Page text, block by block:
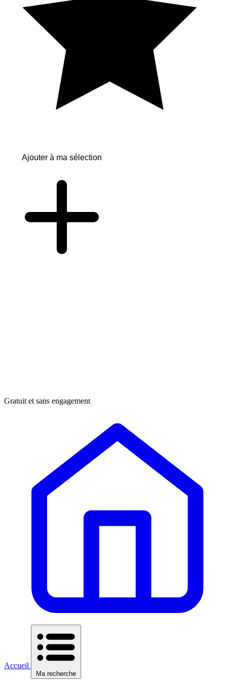
Ajouter à ma sélection
Gratuit et sans engagement
Accueil
Ma recherche